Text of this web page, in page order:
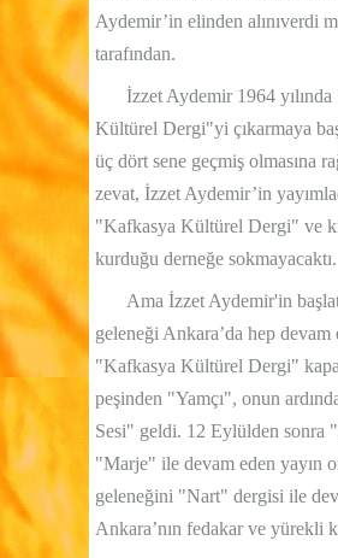
Aydemir’in elinden alınıverdi
tarafından.
İzzet Aydemir 1964
Kültürel Dergi"yi çıkarmaya
üç dört sene geçmiş olmasına
zevat, İzzet Aydemir’in
"Kafkasya Kültürel Dergi" ve
kurduğu derneğe sokmayacaktı.
Ama İzzet Aydemir'in
geleneği Ankara’da hep devam
"Kafkasya Kültürel Dergi"
peşinden "Yamçı", onun
Sesi" geldi. 12 Eylülden sonra
"Marje" ile devam eden yayın
geleneğini "Nart" dergisi ile
Ankara’nın fedakar ve yürekli